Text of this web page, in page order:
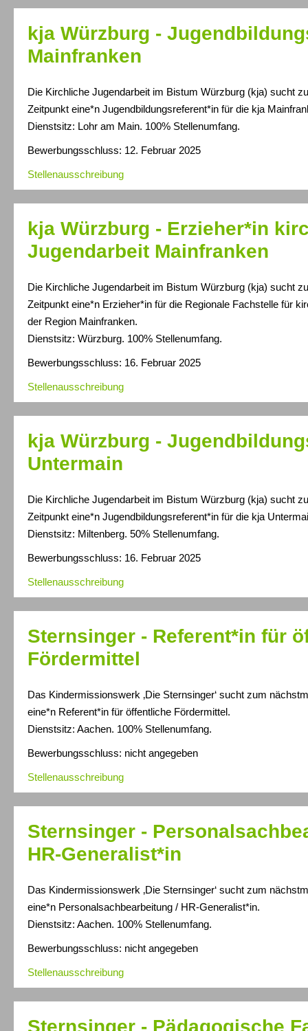
kja Würzburg -
Mainfranken
Die Kirchliche Jugendarbeit im Bistum Würzburg (kja) sucht
Zeitpunkt eine*n Jugendbildungsreferent*in für die kja
Dienstsitz: Lohr am Main. 100% Stellenumfang.
Bewerbungsschluss: 12. Februar 2025
Stellenausschreibung
kja Würzburg - Erzieher*in
Jugendarbeit Mainfranken
Die Kirchliche Jugendarbeit im Bistum Würzburg (kja) sucht
Zeitpunkt eine*n Erzieher*in für die Regionale Fachstelle für
der Region Mainfranken.
Dienstsitz: Würzburg. 100% Stellenumfang.
Bewerbungsschluss: 16. Februar 2025
Stellenausschreibung
kja Würzburg -
Untermain
Die Kirchliche Jugendarbeit im Bistum Würzburg (kja) sucht
Zeitpunkt eine*n Jugendbildungsreferent*in für die kja
Dienstsitz: Miltenberg. 50% Stellenumfang.
Bewerbungsschluss: 16. Februar 2025
Stellenausschreibung
Sternsinger - Referent*in für
Fördermittel
Das Kindermissionswerk ‚Die Sternsinger‘ sucht zum
eine*n Referent*in für öffentliche Fördermittel.
Dienstsitz: Aachen. 100% Stellenumfang.
Bewerbungsschluss: nicht angegeben
Stellenausschreibung
Sternsinger -
HR-Generalist*in
Das Kindermissionswerk ‚Die Sternsinger‘ sucht zum
eine*n Personalsachbearbeitung / HR-Generalist*in.
Dienstsitz: Aachen. 100% Stellenumfang.
Bewerbungsschluss: nicht angegeben
Stellenausschreibung
Sternsinger - Pädagogische